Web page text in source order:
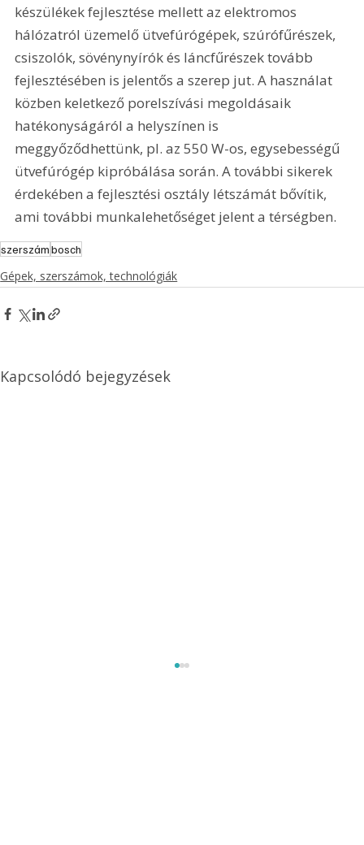
készülékek fejlesztése mellett az elektromos
hálózatról üzemelő ütvefúrógépek, szúrófűrészek,
csiszolók, sövénynyírók és láncfűrészek tovább
fejlesztésében is jelentős a szerep jut. A használat
közben keletkező porelszívási megoldásaik
hatékonyságáról a helyszínen is
meggyőződhettünk, pl. az 550 W-os, egysebességű
ütvefúrógép kipróbálása során. A további sikerek
érdekében a fejlesztési osztály létszámát bővítik,
ami további munkalehetőséget jelent a térségben.
szerszámbosch
Gépek, szerszámok, technológiák
Kapcsolódó bejegyzések